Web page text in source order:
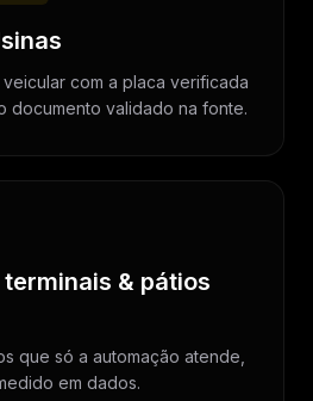
com a placa verificada
documento validado na fonte.
& pátios
que só a automação atende,
em dados.